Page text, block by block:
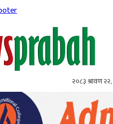
२०८३ श्रावण २२,